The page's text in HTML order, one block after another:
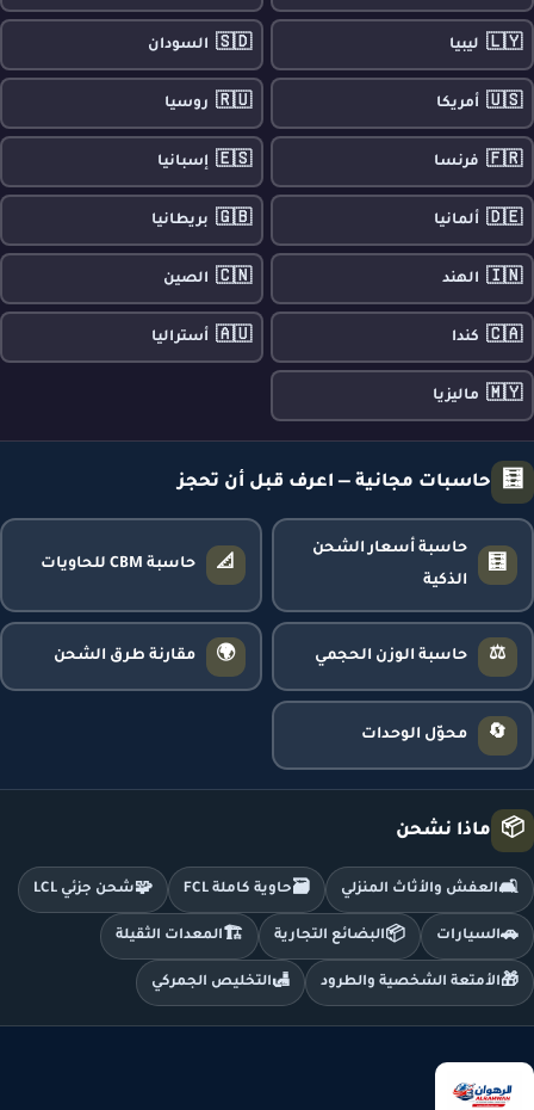
🇱🇾 ليبيا 🇸🇩 السودان
🇺🇸 أمريكا 🇷🇺 روسيا
🇫🇷 فرنسا 🇪🇸 إسبانيا
🇩🇪 ألمانيا 🇬🇧 بريطانيا
🇮🇳 الهند 🇨🇳 الصين
🇨🇦 كندا 🇦🇺 أستراليا
🇲🇾 ماليزيا
🧮 حاسبات مجانية — اعرف قبل أن تحجز
🧮
حاسبة أسعار الشحن
الذكية
📐 حاسبة CBM للحاويات
⚖️ حاسبة الوزن الحجمي 🌍 مقارنة طرق الشحن
🔄 محوّل الوحدات
📦 ماذا نشحن
🛋️العفش والأثاث المنزلي 🗃️حاوية كاملة FCL 🧩شحن جزئي LCL
🚗السيارات 📦البضائع التجارية 🏗️ المعدات الثقيلة
🎁الأمتعة الشخصية والطرود 🛃التخليص الجمركي